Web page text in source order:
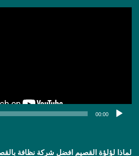
00:00
لماذا لؤلؤة القصيم افضل شركة نظافة